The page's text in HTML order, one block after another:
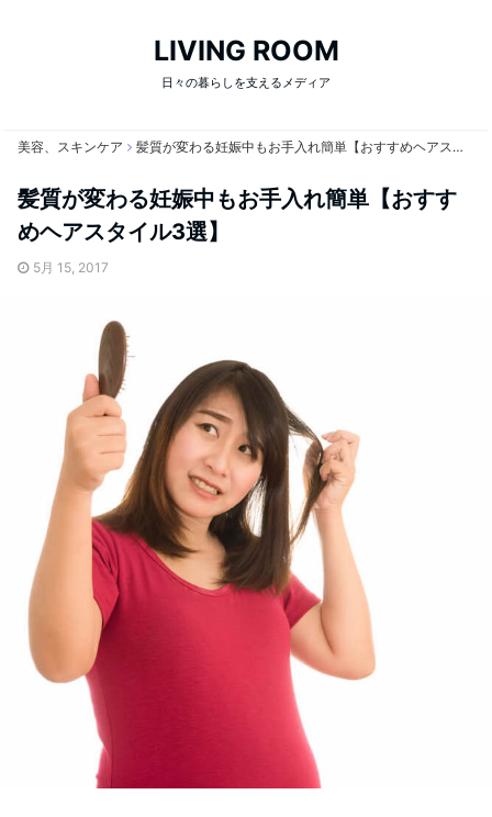
LIVING ROOM
日々の暮らしを支えるメディア
美容、スキンケア 髪質が変わる妊娠中もお手入れ簡単【おすすめヘアスタイル3選】
髪質が変わる妊娠中もお手入れ簡単【おすす
めヘアスタイル3選】
5月 15, 2017